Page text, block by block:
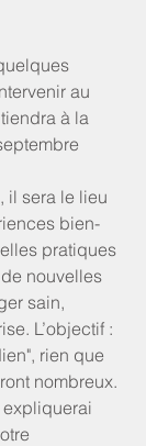
au
à la
il sera le lieu
bien-
pratiques
nouvelles
sain,
L’objectif :
rien que
nombreux.
expliquerai